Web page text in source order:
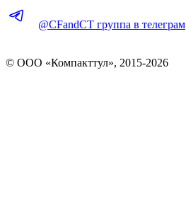
@CFandCT группа в телеграм
© OOO «Компакттул», 2015-2026